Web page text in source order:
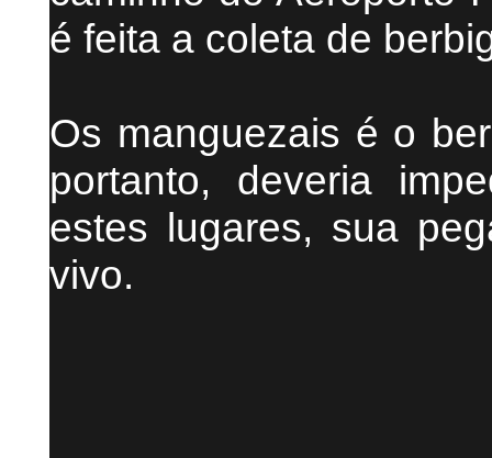
é feita a coleta de
Os manguezais é o
portanto, deveria
estes lugares, sua
vivo.